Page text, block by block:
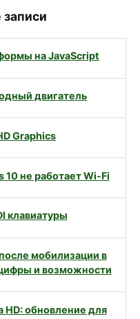
на JavaScript
двигатель
Graphics
не работает Wi-Fi
клавиатуры
мобилизации в
и возможности
HD: обновление для